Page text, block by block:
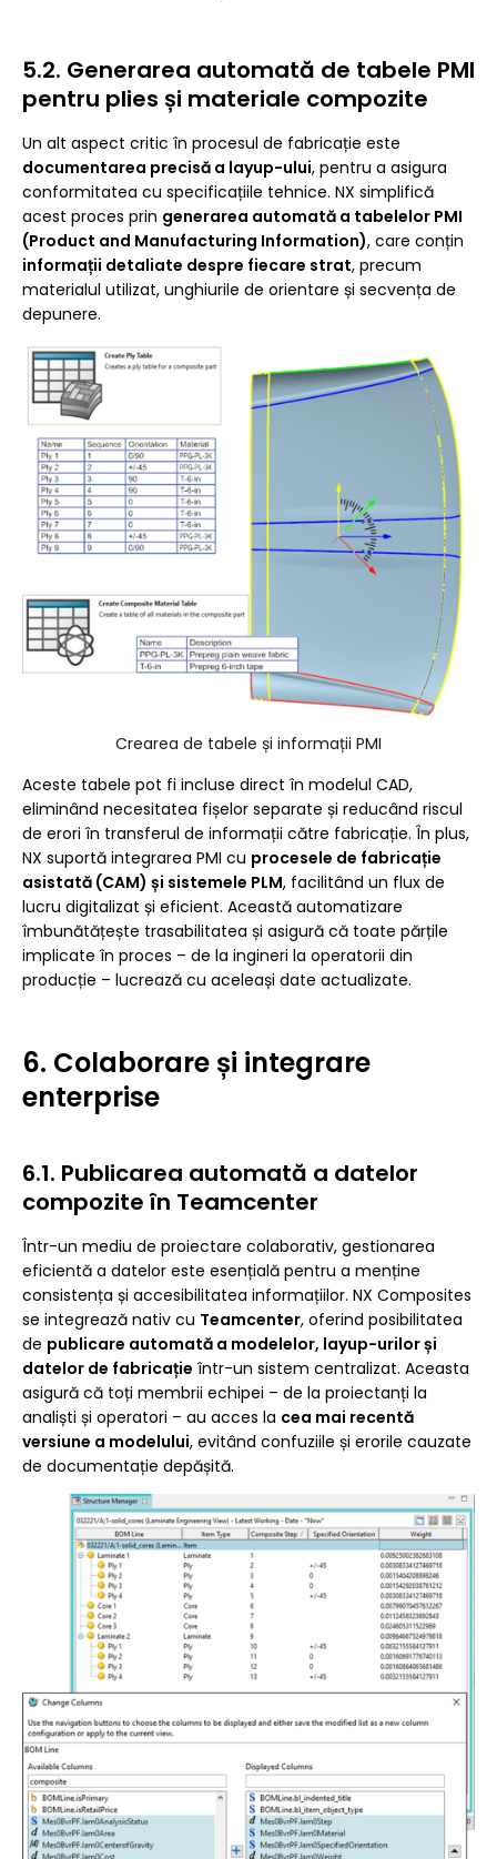
5.2. Generarea automată de tabele PMI
pentru plies și materiale compozite
Un alt aspect critic în procesul de fabricație este
documentarea precisă a layup-ului, pentru a asigura
conformitatea cu specificațiile tehnice. NX simplifică
acest proces prin generarea automată a tabelelor PMI
(Product and Manufacturing Information), care conțin
informații detaliate despre fiecare strat, precum
materialul utilizat, unghiurile de orientare și secvența de
depunere.
Crearea de tabele și informații PMI
Aceste tabele pot fi incluse direct în modelul CAD,
eliminând necesitatea fișelor separate și reducând riscul
de erori în transferul de informații către fabricație. În plus,
NX suportă integrarea PMI cu procesele de fabricație
asistată (CAM) și sistemele PLM, facilitând un flux de
lucru digitalizat și eficient. Această automatizare
îmbunătățește trasabilitatea și asigură că toate părțile
implicate în proces – de la ingineri la operatorii din
producție – lucrează cu aceleași date actualizate.
6. Colaborare și integrare
enterprise
6.1. Publicarea automată a datelor
compozite în Teamcenter
Într-un mediu de proiectare colaborativ, gestionarea
eficientă a datelor este esențială pentru a menține
consistența și accesibilitatea informațiilor. NX Composites
se integrează nativ cu Teamcenter, oferind posibilitatea
de publicare automată a modelelor, layup-urilor și
datelor de fabricație într-un sistem centralizat. Aceasta
asigură că toți membrii echipei – de la proiectanți la
analiști și operatori – au acces la cea mai recentă
versiune a modelului, evitând confuziile și erorile cauzate
de documentație depășită.